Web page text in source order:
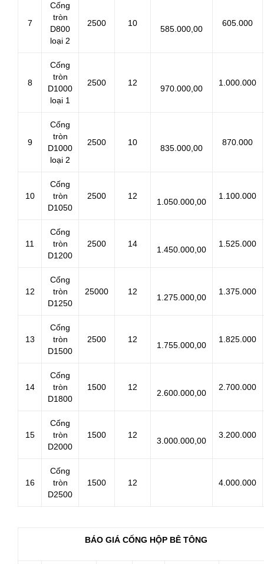
7
Cống
tròn
D800
loại 2
2500 10
585.000,00
605.000
8
Cống
tròn
D1000
loại 1
2500 12
970.000,00
1.000.000
9
Cống
tròn
D1000
loại 2
2500 10
835.000,00
870.000
10
Cống
tròn
D1050
2500 12
1.050.000,00
1.100.000
11
Cống
tròn
D1200
2500 14
1.450.000,00
1.525.000
12
Cống
tròn
D1250
25000 12
1.275.000,00
1.375.000
13
Cống
tròn
D1500
2500 12
1.755.000,00
1.825.000
14
Cống
tròn
D1800
1500 12
2.600.000,00
2.700.000
15
Cống
tròn
D2000
1500 12
3.000.000,00
3.200.000
16
Cống
tròn
D2500
1500 12 4.000.000
BÁO GIÁ CỐNG HỘP BÊ TÔNG